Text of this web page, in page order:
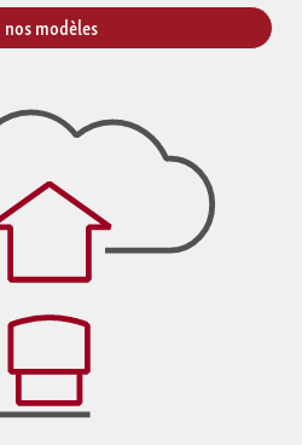
modèles